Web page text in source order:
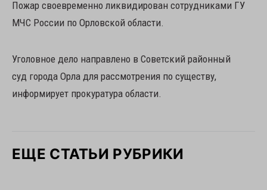
Пожар своевременно ликвидирован сотрудниками ГУ
МЧС России по Орловской области.
Уголовное дело направлено в Советский районный
суд города Орла для рассмотрения по существу,
информирует прокуратура области.
ЕЩЕ СТАТЬИ РУБРИКИ